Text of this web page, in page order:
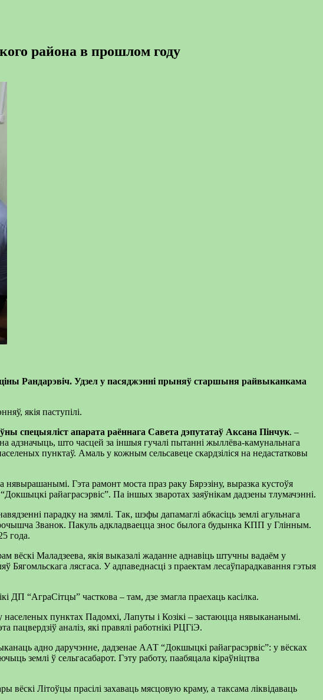
района в прошлом году
Рандарэвіч. Удзел у пасяджэнні прыняў старшыня райвыканкама
якія паступілі.
спецыяліст апарата раённага Савета дэпутатаў Аксана Пінчук. –
адзначыць, што часцей за іншыя гучалі пытанні жыллёва-камунальнага
пунктаў. Амаль у кожным сельсавеце скардзіліся на недастатковы
Гэта рамонт моста праз раку Бярэзіну, выразка кустоўя
райаграсэрвіс”. Па іншых зваротах заяўнікам дадзены тлумачэнні.
парадку на зямлі. Так, шэфы дапамаглі абкасіць землі агульнага
Званок. Пакуль адкладваецца знос былога будынка КПП у Глінным.
года.
вёскі Маладзеева, якія выказалі жаданне аднавіць штучны вадаём у
лясгаса. У адпаведнасці з праектам лесаўпарадкавання гэтыя
ДП “АграСітцы” часткова – там, дзе змагла праехаць касілка.
населеных пунктах Падомхі, Лапуты і Козікі – застаюцца нявыкананымі.
аналіз, які правялі работнікі РЦГіЭ.
адно даручэнне, дадзенае ААТ “Докшыцкі райаграсэрвіс”: у вёсках
землі ў сельгасабарот. Гэту работу, паабяцала кіраўніцтва
вёскі Літоўцы прасілі захаваць мясцовую краму, а таксама ліквідаваць